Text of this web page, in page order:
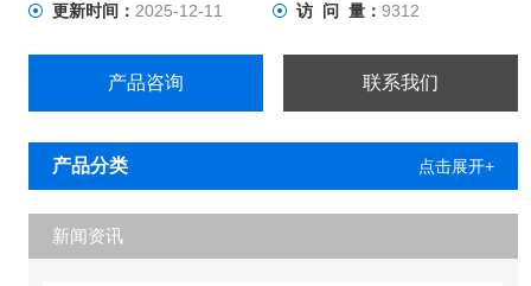
更新时间： 2025-12-11 访 问 量：9312
产品咨询 联系我们
产品分类 点击展开+
新闻资讯